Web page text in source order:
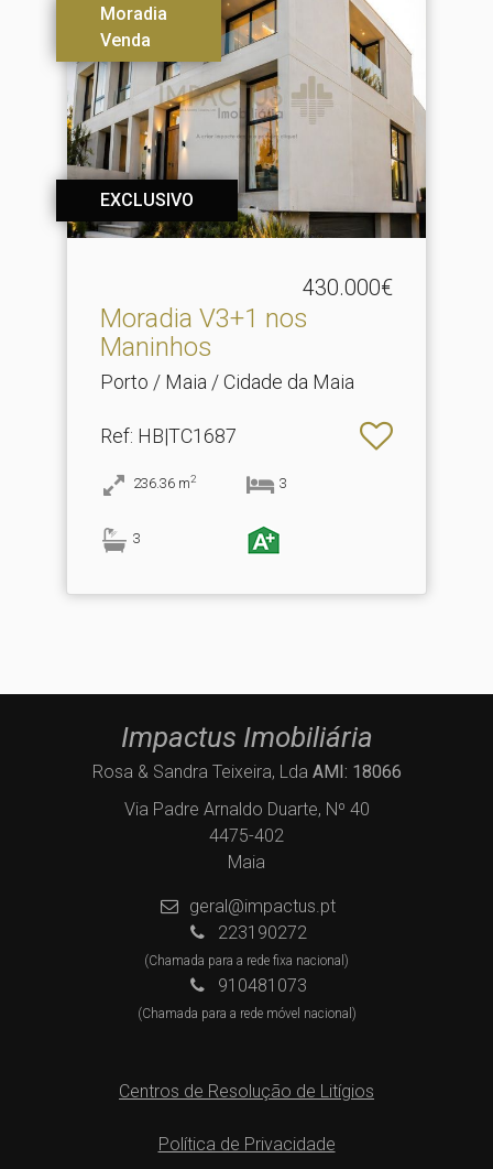
Moradia
Venda
EXCLUSIVO
430.000€
Moradia V3+1 nos
Maninhos
Porto / Maia / Cidade da Maia
Ref: HB|TC1687
236.36 m2 3
3
Impactus Imobiliária
Rosa & Sandra Teixeira, Lda AMI: 18066
Via Padre Arnaldo Duarte, Nº 40
4475-402
Maia
geral@impactus.pt
223190272
(Chamada para a rede fixa nacional)
910481073
(Chamada para a rede móvel nacional)
Centros de Resolução de Litígios
Política de Privacidade